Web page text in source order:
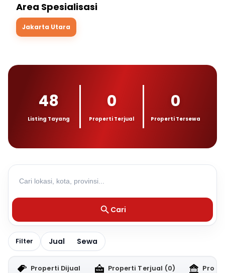
Area Spesialisasi
Jakarta Utara
48
Listing Tayang
0
Properti Terjual
0
Properti Tersewa
Cari
Filter Jual Sewa
Properti Dijual Properti Terjual (0)